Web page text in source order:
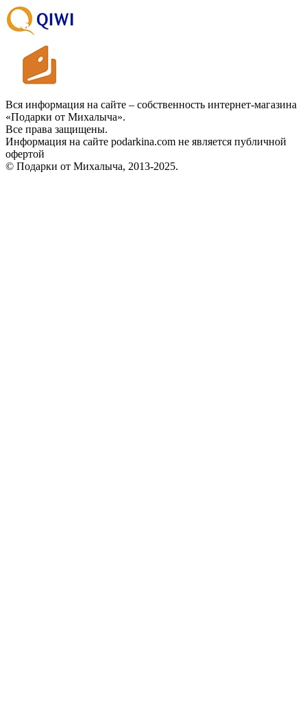
Вся информация на сайте – собственность интернет-магазина
«Подарки от Михалыча».
Все права защищены.
Информация на сайте podarkina.com не является публичной
офертой
© Подарки от Михалыча, 2013-2025.